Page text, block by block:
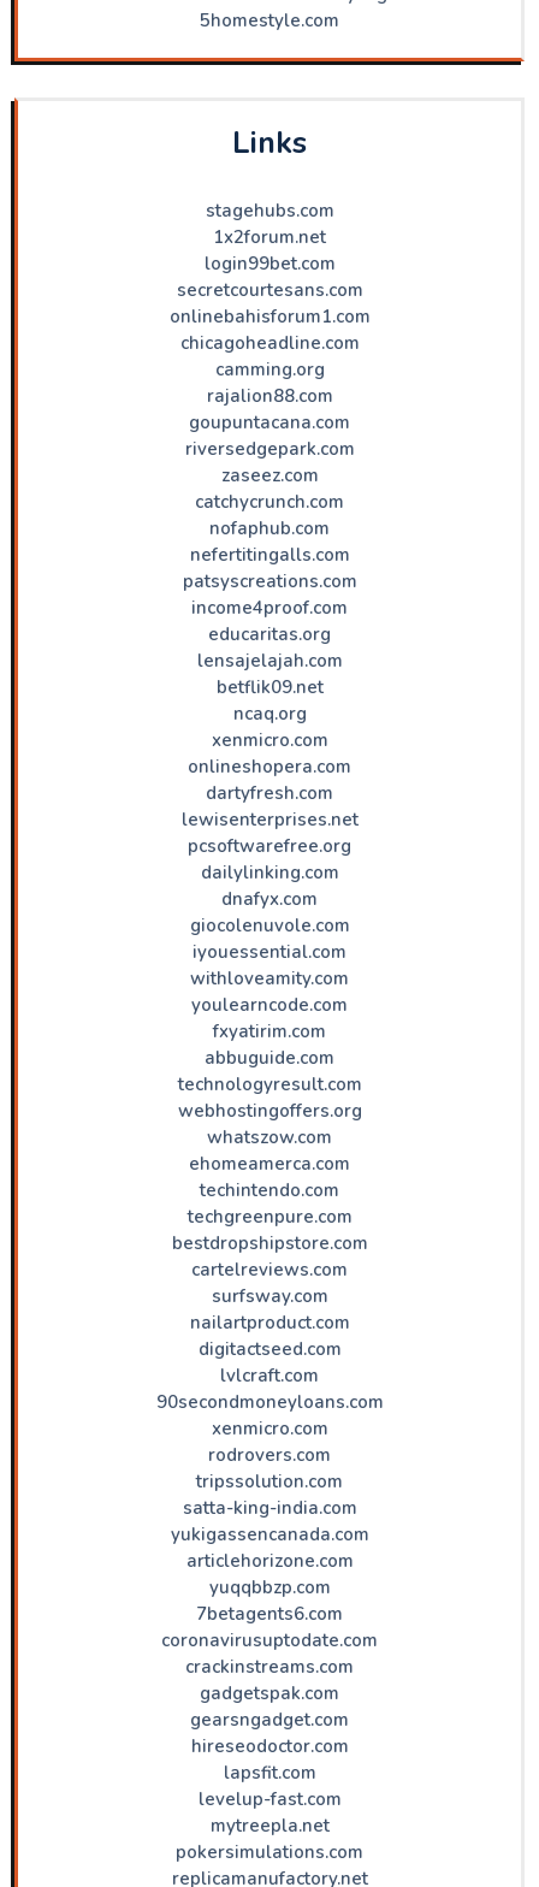
5homestyle.com
Links
stagehubs.com
1x2forum.net
login99bet.com
secretcourtesans.com
onlinebahisforum1.com
chicagoheadline.com
camming.org
rajalion88.com
goupuntacana.com
riversedgepark.com
zaseez.com
catchycrunch.com
nofaphub.com
nefertitingalls.com
patsyscreations.com
income4proof.com
educaritas.org
lensajelajah.com
betflik09.net
ncaq.org
xenmicro.com
onlineshopera.com
dartyfresh.com
lewisenterprises.net
pcsoftwarefree.org
dailylinking.com
dnafyx.com
giocolenuvole.com
iyouessential.com
withloveamity.com
youlearncode.com
fxyatirim.com
abbuguide.com
technologyresult.com
webhostingoffers.org
whatszow.com
ehomeamerca.com
techintendo.com
techgreenpure.com
bestdropshipstore.com
cartelreviews.com
surfsway.com
nailartproduct.com
digitactseed.com
lvlcraft.com
90secondmoneyloans.com
xenmicro.com
rodrovers.com
tripssolution.com
satta-king-india.com
yukigassencanada.com
articlehorizone.com
yuqqbbzp.com
7betagents6.com
coronavirusuptodate.com
crackinstreams.com
gadgetspak.com
gearsngadget.com
hireseodoctor.com
lapsfit.com
levelup-fast.com
mytreepla.net
pokersimulations.com
replicamanufactory.net